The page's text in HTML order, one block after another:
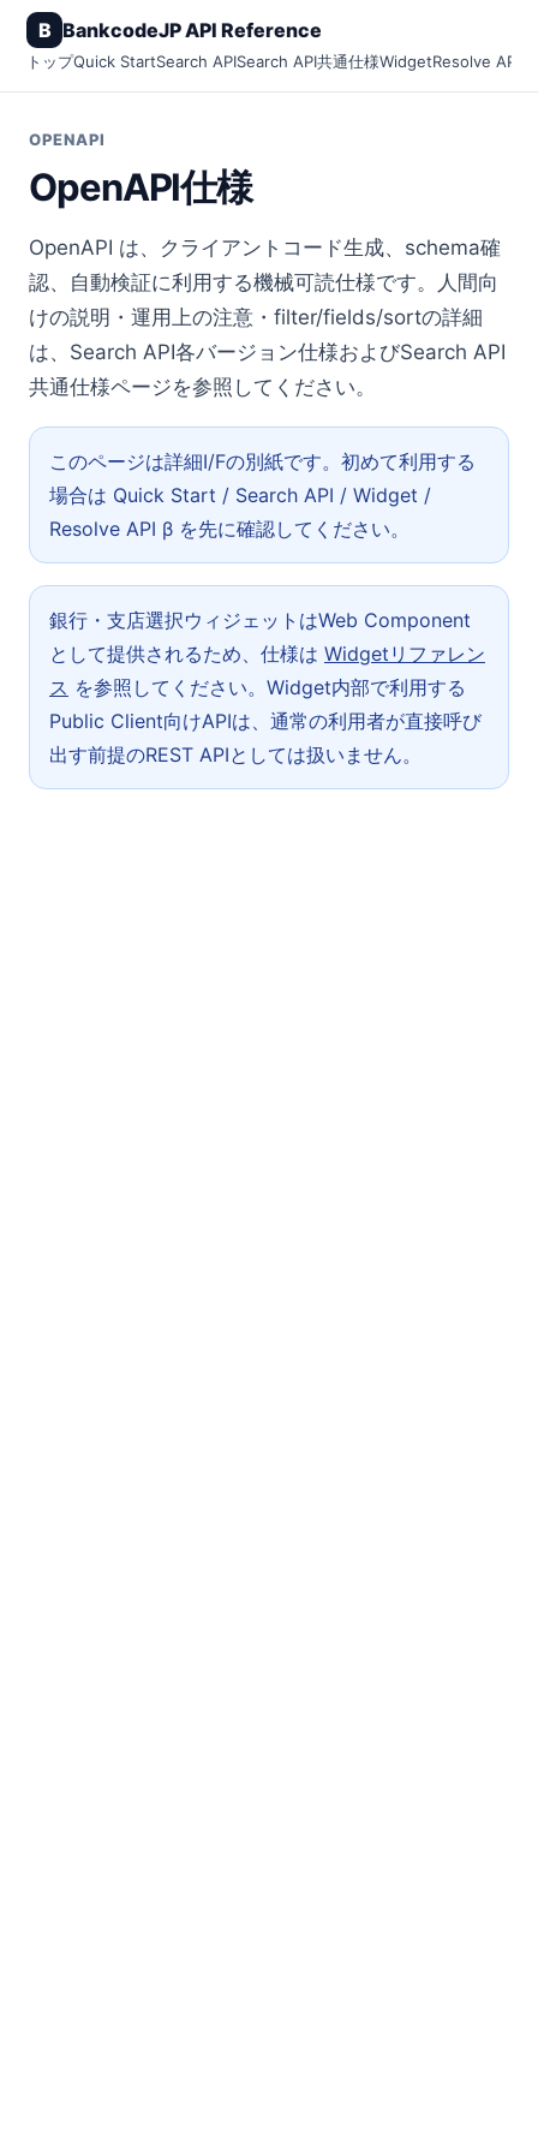
B BankcodeJP API Reference
トップQuick StartSearch APISearch API共通仕様WidgetResolve API β
OPENAPI
OpenAPI仕様
OpenAPI は、クライアントコード生成、schema確
認、自動検証に利用する機械可読仕様です。人間向
けの説明・運用上の注意・filter/fields/sortの詳細
は、Search API各バージョン仕様およびSearch API
共通仕様ページを参照してください。
このページは詳細I/Fの別紙です。初めて利用する
場合は Quick Start / Search API / Widget /
Resolve API β を先に確認してください。
銀行・支店選択ウィジェットはWeb Component
として提供されるため、仕様は Widgetリファレン
ス を参照してください。Widget内部で利用する
Public Client向けAPIは、通常の利用者が直接呼び
出す前提のREST APIとしては扱いません。